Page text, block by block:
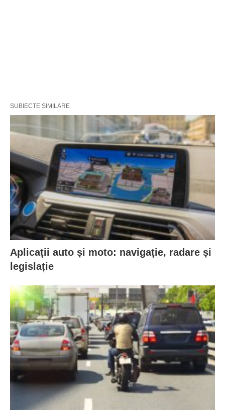
SUBIECTE SIMILARE
Aplicații auto și moto: navigație, radare și
legislație